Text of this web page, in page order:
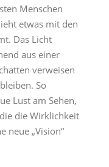
Menschen
etwas mit den
Das Licht
aus einer
verweisen
So
Lust am Sehen,
die Wirklichkeit
neue „Vision“